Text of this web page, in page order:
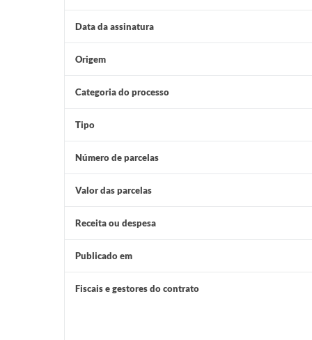
Data da assinatura
Origem
Categoria do processo
Tipo
Número de parcelas
Valor das parcelas
Receita ou despesa
Publicado em
Fiscais e gestores do contrato